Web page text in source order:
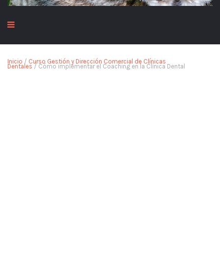
Inicio / Curso Gestión y Dirección Comercial de Clínicas
Dentales / Cómo implementar el Coaching en la Clínica Dental